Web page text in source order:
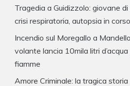
Tragedia a Guidizzolo: giovane
crisi respiratoria, autopsia in corso
Incendio sul Moregallo a
volante lancia 10mila litri
fiamme
Amore Criminale: la tragica